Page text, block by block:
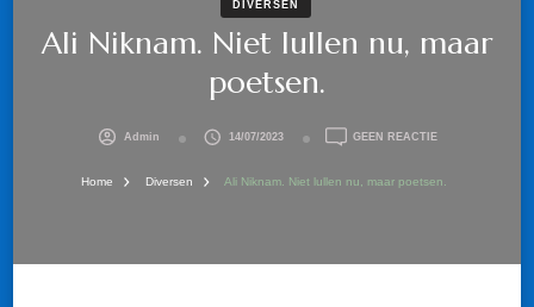
DIVERSEN
Ali Niknam. Niet lullen nu, maar
poetsen.
Admin 14/07/2023 GEEN REACTIEOP
NIET
Home Diversen Ali Niknam. Niet lullen nu, maar poetsen.